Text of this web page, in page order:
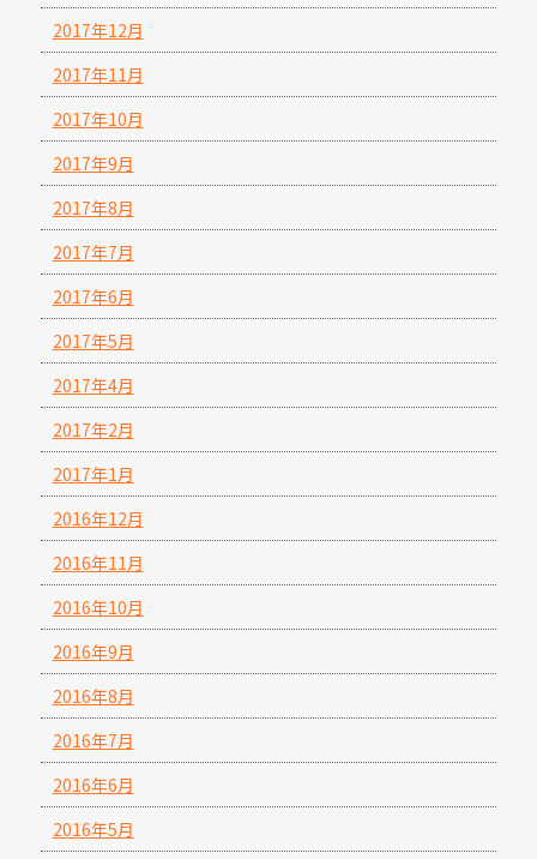
2017年12月
2017年11月
2017年10月
2017年9月
2017年8月
2017年7月
2017年6月
2017年5月
2017年4月
2017年2月
2017年1月
2016年12月
2016年11月
2016年10月
2016年9月
2016年8月
2016年7月
2016年6月
2016年5月